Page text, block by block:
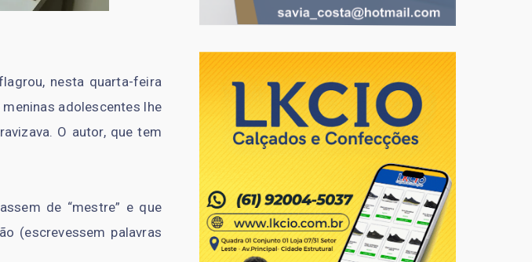
nesta quarta-feira
adolescentes lhe
O autor, que tem
de “mestre” e que
(escrevessem palavras